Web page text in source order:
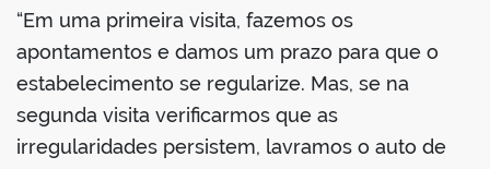
“Em uma primeira visita, fazemos os
apontamentos e damos um prazo para que o
estabelecimento se regularize. Mas, se na
segunda visita verificarmos que as
irregularidades persistem, lavramos o auto de